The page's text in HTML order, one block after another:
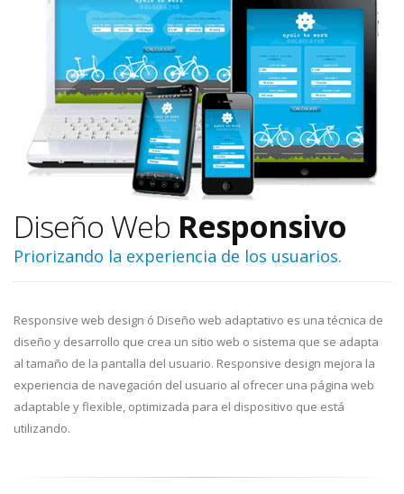
Diseño Web Responsivo
Priorizando la experiencia de los usuarios.
Responsive web design ó Diseño web adaptativo es una técnica de
diseño y desarrollo que crea un sitio web o sistema que se adapta
al tamaño de la pantalla del usuario. Responsive design mejora la
experiencia de navegación del usuario al ofrecer una página web
adaptable y flexible, optimizada para el dispositivo que está
utilizando.